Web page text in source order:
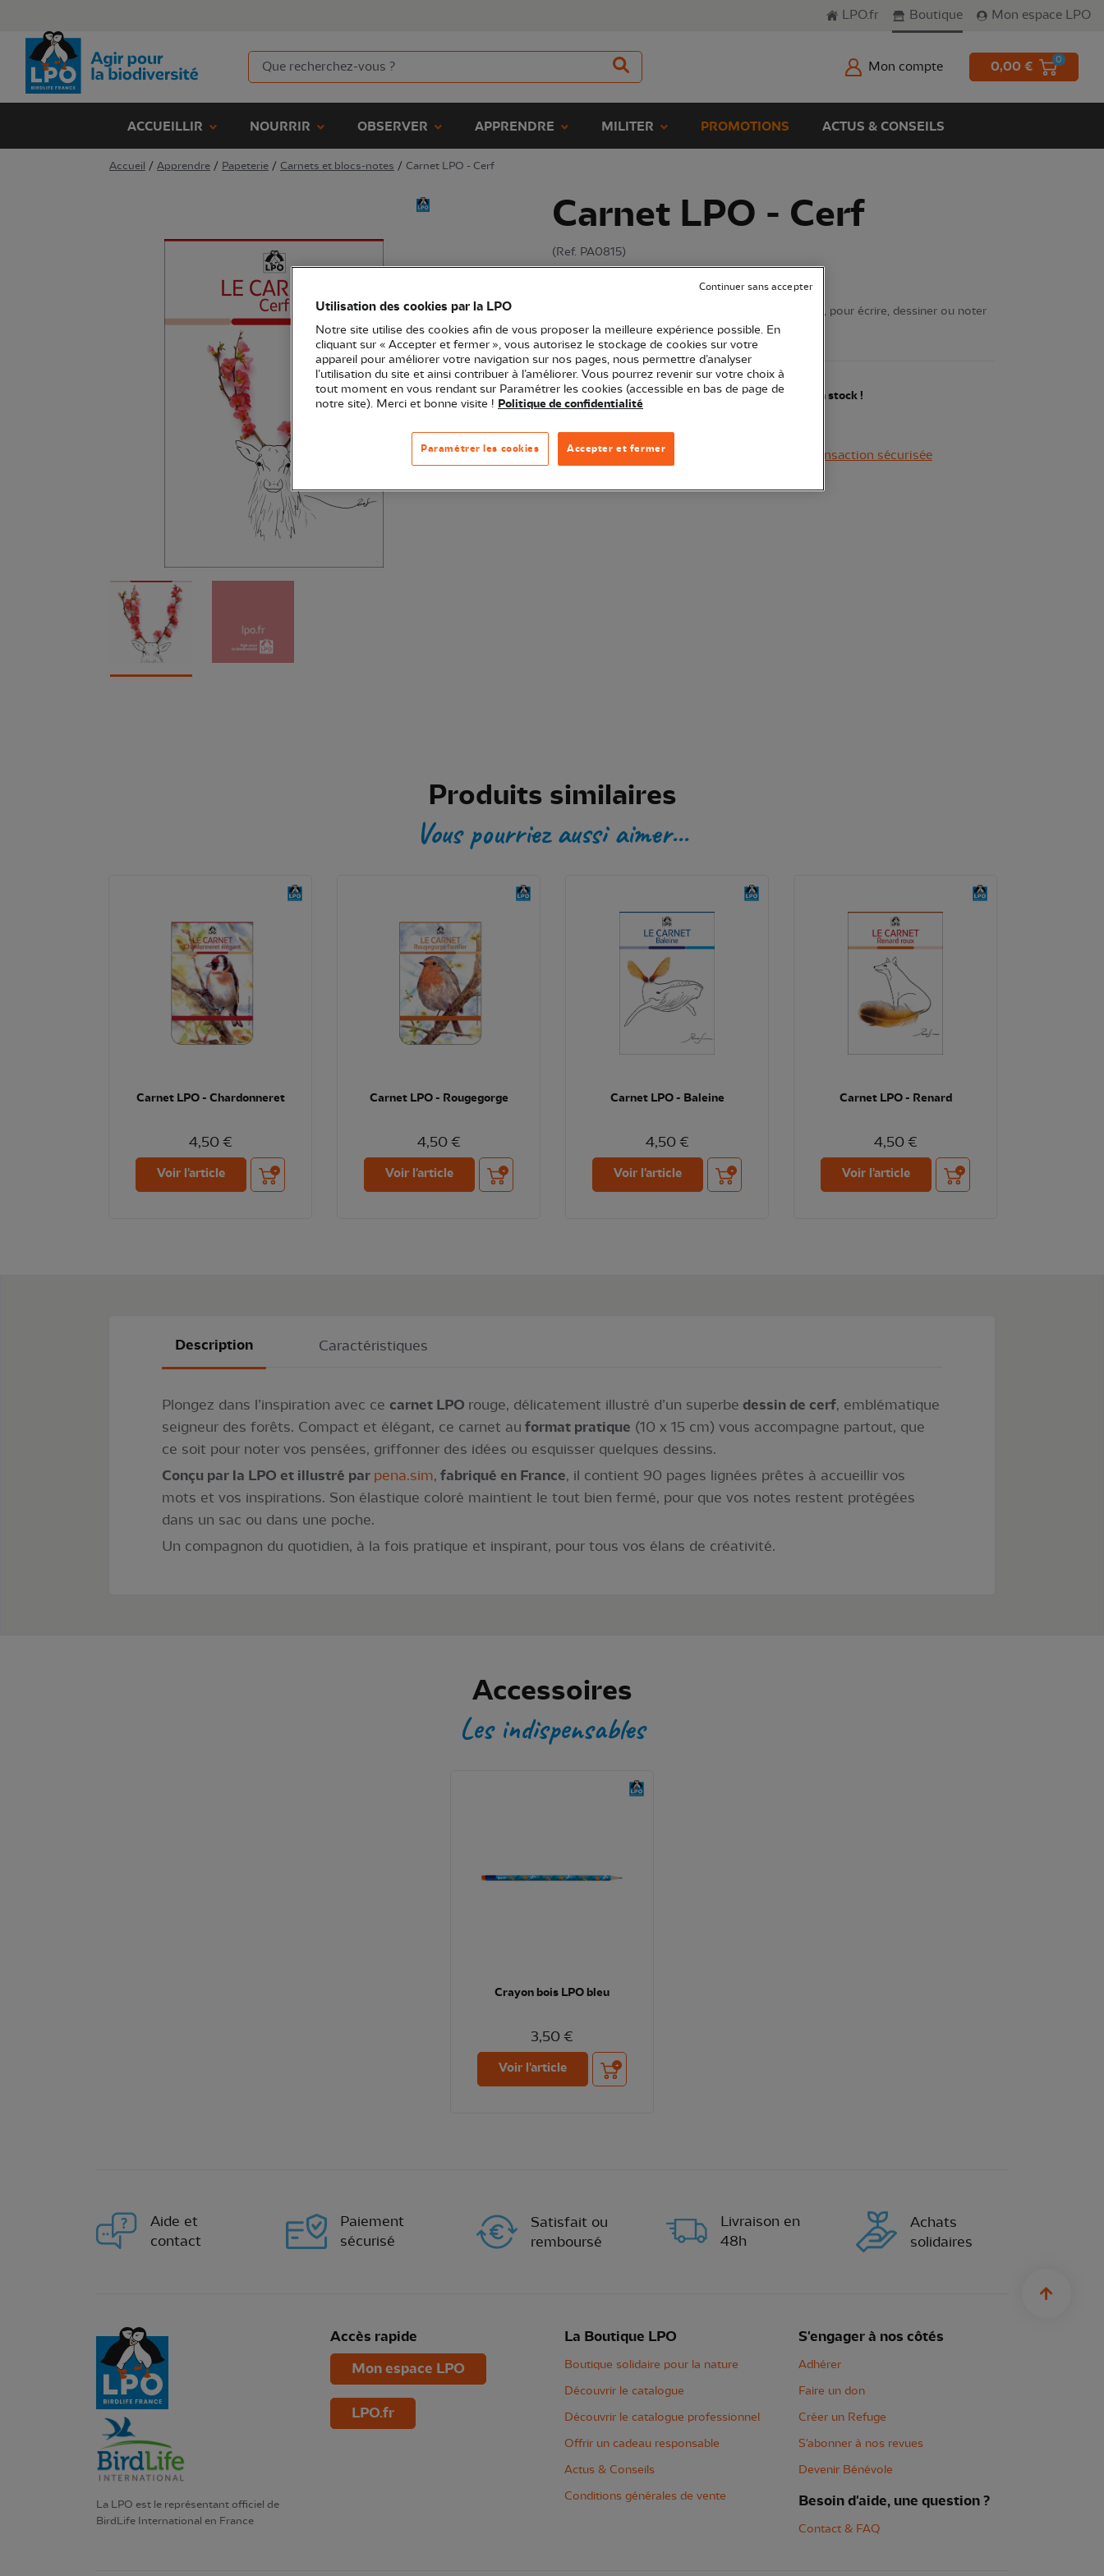
LPO.fr Boutique Mon espace LPO
Mon compte 0,00 € 0
ACCUEILLIR NOURRIR OBSERVER APPRENDRE MILITER PROMOTIONS ACTUS & CONSEILS
Accueil / Apprendre / Papeterie / Carnets et blocs-notes / Carnet LPO - Cerf
Carnet LPO - Cerf
(Ref. PA0815)
Petit carnet de poche LPO Cerf, fabriqué en France, pour écrire, dessiner ou noter
vos idées où que vous soyez.Voir plus
Quantité Dernières pièces en stock !
Ajouter au panier Transaction sécurisée
Produits similaires
Vous pourriez aussi aimer...
Carnet LPO - Chardonneret
4,50 €
Voir l'article Ajouter au panier
Carnet LPO - Rougegorge
4,50 €
Voir l'article Ajouter au panier
Carnet LPO - Baleine
4,50 €
Voir l'article Ajouter au panier
Carnet LPO - Renard
4,50 €
Voir l'article Ajouter au panier
Description Caractéristiques
Plongez dans l’inspiration avec ce carnet LPO rouge, délicatement illustré d’un superbe dessin de cerf, emblématique
seigneur des forêts. Compact et élégant, ce carnet au format pratique (10 x 15 cm) vous accompagne partout, que
ce soit pour noter vos pensées, griffonner des idées ou esquisser quelques dessins.
Conçu par la LPO et illustré par pena.sim, fabriqué en France, il contient 90 pages lignées prêtes à accueillir vos
mots et vos inspirations. Son élastique coloré maintient le tout bien fermé, pour que vos notes restent protégées
dans un sac ou dans une poche.
Un compagnon du quotidien, à la fois pratique et inspirant, pour tous vos élans de créativité.
Accessoires
Les indispensables
Crayon bois LPO bleu
3,50 €
Voir l'article Ajouter au panier
Aide et
contact
Paiement
sécurisé
Satisfait ou
remboursé
Livraison en
48h
Achats
solidaires
La LPO est le représentant officiel de
BirdLife International en France
Accès rapide
Mon espace LPO
LPO.fr
La Boutique LPO
Boutique solidaire pour la nature
Découvrir le catalogue
Découvrir le catalogue professionnel
Offrir un cadeau responsable
Actus & Conseils
Conditions générales de vente
S'engager à nos côtés
Adhérer
Faire un don
Créer un Refuge
S'abonner à nos revues
Devenir Bénévole
Besoin d'aide, une question ?
Contact & FAQ
Utilisation des cookies par la LPO
Notre site utilise des cookies afin de vous proposer la meilleure expérience possible. En
cliquant sur « Accepter et fermer », vous autorisez le stockage de cookies sur votre
appareil pour améliorer votre navigation sur nos pages, nous permettre d’analyser
l’utilisation du site et ainsi contribuer à l’améliorer. Vous pourrez revenir sur votre choix à
tout moment en vous rendant sur Paramétrer les cookies (accessible en bas de page de
notre site). Merci et bonne visite ! Politique de confidentialité
Accepter et fermer
Paramétrer les cookies
Continuer sans accepter